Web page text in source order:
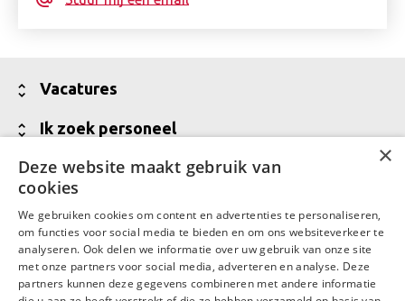
Vacatures
Toon
Alle vacatures
Ik zoek personeel
Toon
Jouw partner voor werving van talent
Meld een vacature aan
Vraag een offerte aan
Talent in backoffice en financiële administratie
Over Daaf
Toon
minder
Wij zijn Daaf
Waar Daaf voor staat
MVO
Contact
minder
Contactgegevens
Contactgegevens Daaf Amersfoort
LinkedInFacebook
×
Deze website maakt gebruik van
cookies
We gebruiken cookies om content en advertenties te personaliseren,
om functies voor social media te bieden en om ons websiteverkeer te
analyseren. Ook delen we informatie over uw gebruik van onze site
met onze partners voor social media, adverteren en analyse. Deze
partners kunnen deze gegevens combineren met andere informatie